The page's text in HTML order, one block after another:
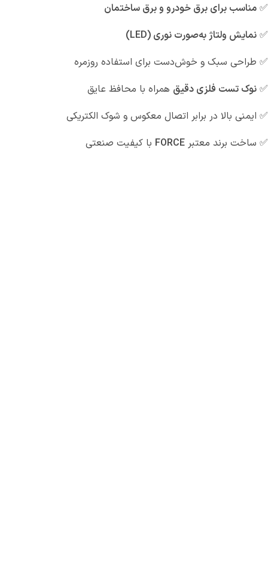
✅ مناسب برای برق خودرو و برق ساختمان
✅ نمایش ولتاژ به‌صورت نوری (LED)
✅ طراحی سبک و خوش‌دست برای استفاده روزمره
✅ نوک تست فلزی دقیق همراه با محافظ عایق
✅ ایمنی بالا در برابر اتصال معکوس و شوک الکتریکی
✅ ساخت برند معتبر FORCE با کیفیت صنعتی